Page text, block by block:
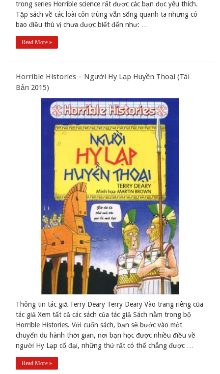
trong series Horrible science rất được các bạn đọc yêu thích.
Tập sách về các loài côn trùng vẫn sống quanh ta nhưng có
bao điều thú vị chưa được biết đến như: …
Read More »
Horrible Histories – Người Hy Lạp Huyền Thoại (Tái
Bản 2015)
Thông tin tác giả Terry Deary Terry Deary Vào trang riêng của
tác giả Xem tất cả các sách của tác giả Sách nằm trong bộ
Horrible Histories. Với cuốn sách, bạn sẽ bước vào một
chuyến du hành thời gian, nơi bạn học được nhiều điều về
người Hy Lạp cổ đại, những thứ rất có thể chẳng được …
Read More »